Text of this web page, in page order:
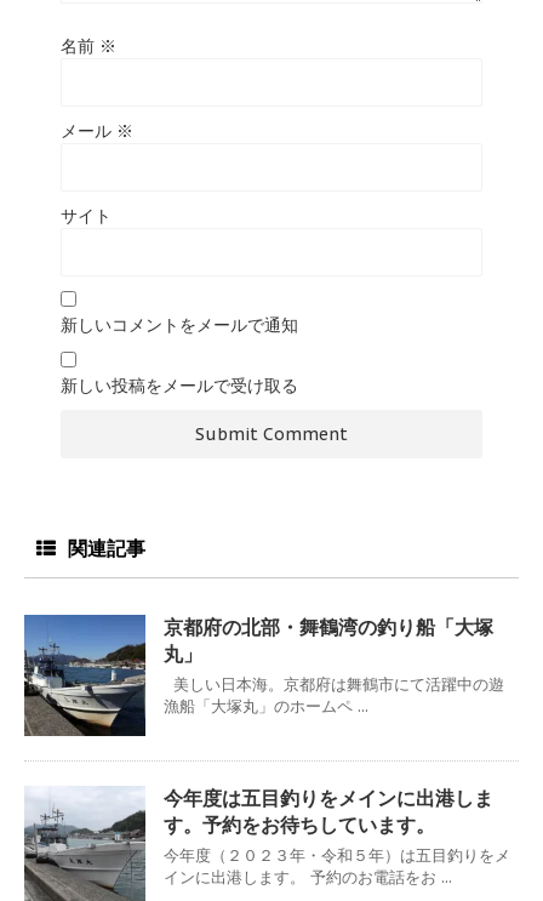
名前 ※
メール ※
サイト
新しいコメントをメールで通知
新しい投稿をメールで受け取る
関連記事
京都府の北部・舞鶴湾の釣り船「大塚
丸」
美しい日本海。京都府は舞鶴市にて活躍中の遊
漁船「大塚丸」のホームペ ...
今年度は五目釣りをメインに出港しま
す。予約をお待ちしています。
今年度（２０２３年・令和５年）は五目釣りをメ
インに出港します。 予約のお電話をお ...